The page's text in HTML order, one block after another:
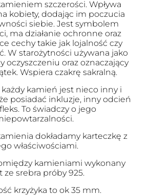
szczerości. Wpływa
kobiety, dodając im poczucia
siebie. Jest symbolem
ma działanie ochronne oraz
cechy takie jak lojalność czy
W starożytności używana jako
oczyszczeniu oraz oznaczający
Wspiera czakrę sakralną.
każdy kamień jest nieco inny i
posiadać inkluzje, inny odcień
To świadczy o jego
dokładamy karteczkę z
właściwościami.
kamieniami wykonany
ze srebra próby 925.
krzyżyka to ok 35 mm.